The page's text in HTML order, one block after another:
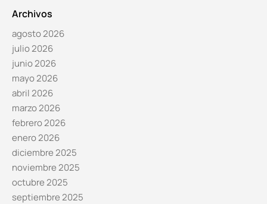
Archivos
agosto 2026
julio 2026
junio 2026
mayo 2026
abril 2026
marzo 2026
febrero 2026
enero 2026
diciembre 2025
noviembre 2025
octubre 2025
septiembre 2025